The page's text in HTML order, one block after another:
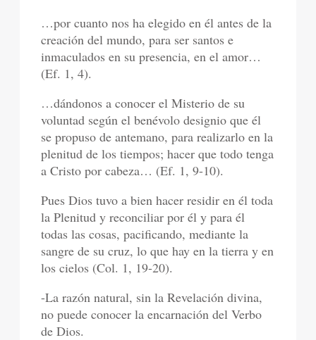
…por cuanto nos ha elegido en él antes de la
creación del mundo, para ser santos e
inmaculados en su presencia, en el amor…
(Ef. 1, 4).
…dándonos a conocer el Misterio de su
voluntad según el benévolo designio que él
se propuso de antemano, para realizarlo en la
plenitud de los tiempos; hacer que todo tenga
a Cristo por cabeza… (Ef. 1, 9-10).
Pues Dios tuvo a bien hacer residir en él toda
la Plenitud y reconciliar por él y para él
todas las cosas, pacificando, mediante la
sangre de su cruz, lo que hay en la tierra y en
los cielos (Col. 1, 19-20).
-La razón natural, sin la Revelación divina,
no puede conocer la encarnación del Verbo
de Dios.